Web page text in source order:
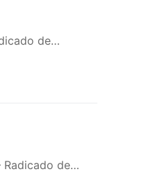
de…
Radicado de…